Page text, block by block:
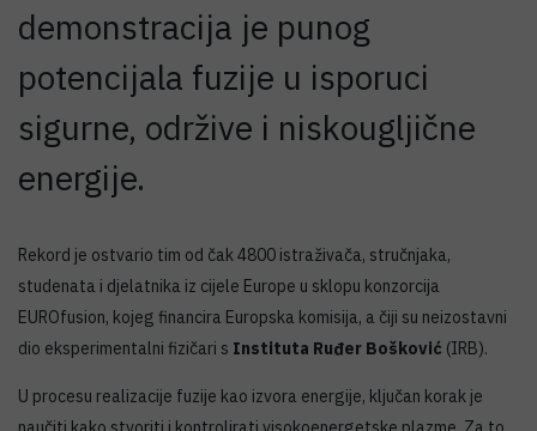
demonstracija je punog
potencijala fuzije u isporuci
sigurne, održive i niskougljične
energije.
Rekord je ostvario tim od čak 4800 istraživača, stručnjaka,
studenata i djelatnika iz cijele Europe u sklopu konzorcija
EUROfusion, kojeg financira Europska komisija, a čiji su neizostavni
dio eksperimentalni fizičari s Instituta Ruđer Bošković (IRB).
U procesu realizacije fuzije kao izvora energije, ključan korak je